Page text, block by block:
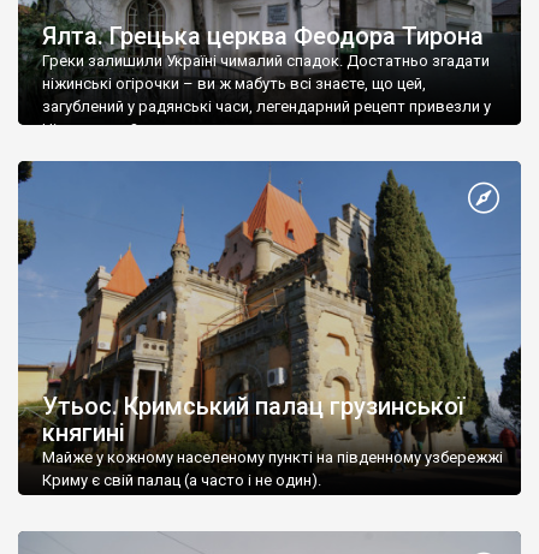
Ялта. Грецька церква Феодора Тирона
Греки залишили Україні чималий спадок. Достатньо згадати
ніжинські огірочки – ви ж мабуть всі знаєте, що цей,
загублений у радянські часи, легендарний рецепт привезли у
Ніжин греки?
Утьос. Кримський палац грузинської
княгині
Майже у кожному населеному пункті на південному узбережжі
Криму є свій палац (а часто і не один).